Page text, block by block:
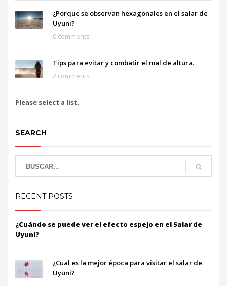
¿Porque se observan hexagonales en el salar de
Uyuni?
0 comments
Tips para evitar y combatir el mal de altura.
2 comments
Please select a list.
SEARCH
RECENT POSTS
¿Cuándo se puede ver el efecto espejo en el Salar de
Uyuni?
¿Cual es la mejor época para visitar el salar de
Uyuni?